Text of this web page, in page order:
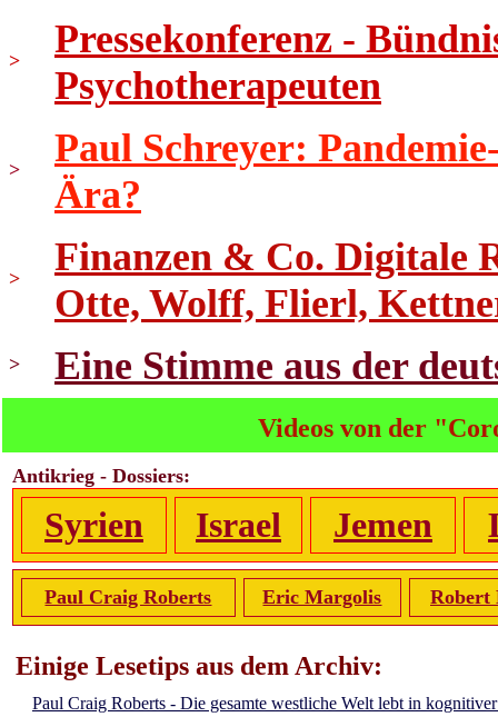
>
Pressekonferenz -
Psychotherapeuten
>
Paul Schreyer:
Ära?
>
Finanzen & Co. Digitale
Otte, Wolff, Flierl,
> Eine Stimme aus der
Videos von der
Antikrieg - Dossiers:
Syrien Israel Jemen
Paul Craig Roberts Eric Margolis Robert
Einige Lesetips aus dem Archiv:
Paul Craig Roberts - Die gesamte westliche Welt lebt in